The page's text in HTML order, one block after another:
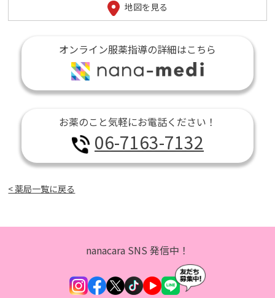
地図を見る
オンライン服薬指導の詳細はこちら
お薬のこと気軽にお電話ください！
06-7163-7132
< 薬局一覧に戻る
nanacara SNS 発信中！